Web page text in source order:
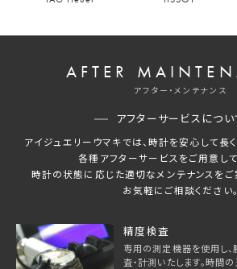
AFTER
アフター・メンテナンス
アフターサービスについ
アイジュエリーウマキでは、時計を安心して長
各種アフターサービスをご用意して
時計の状態に応じた適切なメンテナンスをご
お気軽にご相談ください。
精度検査
専用の測定機器を使用し
査・計測いたします。時間